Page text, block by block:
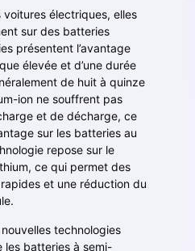
voitures électriques, elles
sur des batteries
présentent l’avantage
élevée et d’une durée
de huit à quinze
ion ne souffrent pas
et de décharge, ce
sur les batteries au
repose sur le
ce qui permet des
et une réduction du
technologies
les batteries à semi-